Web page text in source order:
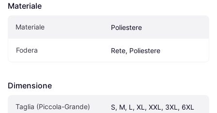
Materiale
Materiale Poliestere
Fodera Rete, Poliestere
Dimensione
Taglia (Piccola-Grande) S, M, L, XL, XXL, 3XL, 6XL